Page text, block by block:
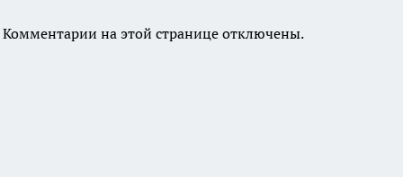
Комментарии на этой странице отключены.